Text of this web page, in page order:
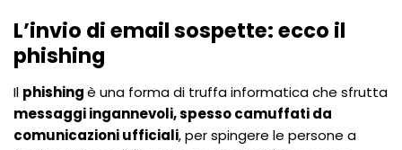
L’invio di email sospette: ecco il
phishing
Il phishingè una forma di truffa informatica che sfrutta
messaggi ingannevoli, spesso camuffati da
comunicazioni ufficiali, per spingere le persone a